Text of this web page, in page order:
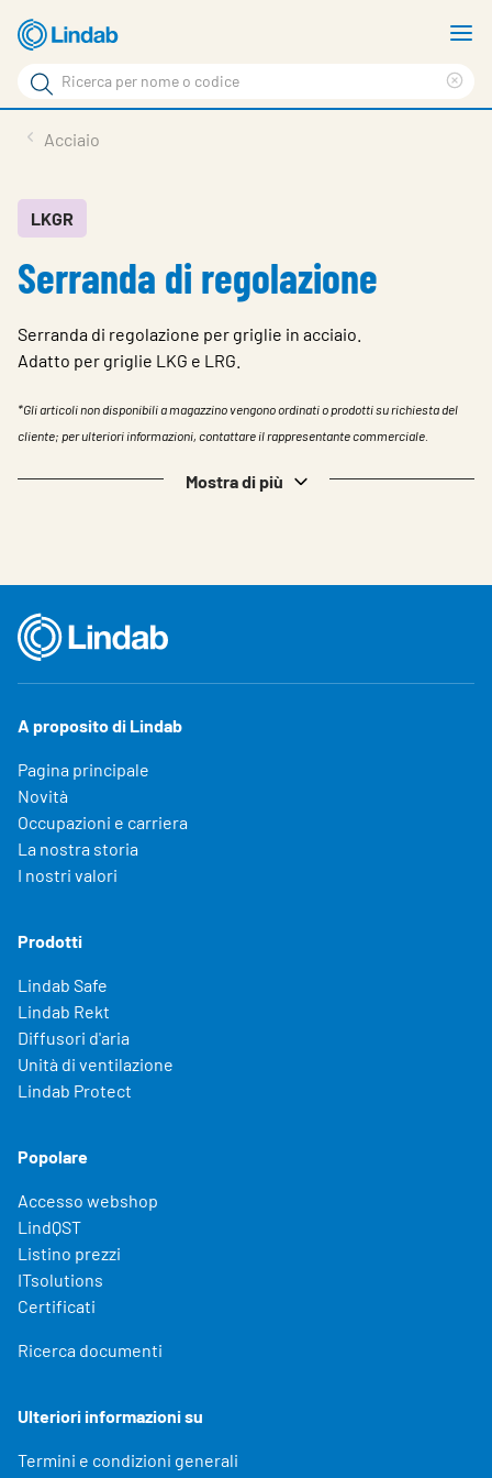
Log
visionare
Cerca
Cerca
Su Lindab
Su Tecnovent
Download
Log in
Scegliere la lingua
Acciaio
LKGR
Serranda di regolazione
Serranda di regolazione per griglie in acciaio.
Adatto per griglie LKG e LRG.
*Gli articoli non disponibili a magazzino vengono ordinati o prodotti su richiesta del
cliente; per ulteriori informazioni, contattare il rappresentante commerciale.
Mostra di più
A proposito di Lindab
Pagina principale
Novità
Occupazioni e carriera
La nostra storia
I nostri valori
Prodotti
Lindab Safe
Lindab Rekt
Diffusori d'aria
Unità di ventilazione
Lindab Protect
Popolare
Accesso webshop
LindQST
Listino prezzi
ITsolutions
Certificati
Ricerca documenti
Ulteriori informazioni su
Termini e condizioni generali